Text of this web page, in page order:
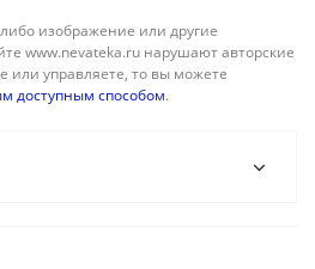
изображение или другие
www.nevateka.ru нарушают авторские
или управляете, то вы можете
доступным способом.